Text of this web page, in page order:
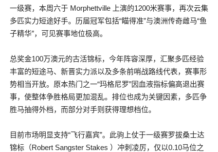
一级赛，本周六于 Morphettville 上演的1200米赛事，再次云集
多匹实力短途好手。历届冠军包括“瞄得准”与澳洲传奇雌马“鱼
子精华”，可见赛事地位极高。
总奖金100万澳元的古活锦标，今年阵容深厚，汇聚多匹经验
丰富的短途马、新晋实力派以及多条前哨战路线代表，赛事形
势相当开放。原本热门之一“玛格尼罗”因血液指标偏高退出赛
事，使整体争胜格局更加混乱。排位也成为关键因素，多匹争
胜马抽得外档，而部分对手则获得理想档位。
目前市场明显支持“飞行嘉宾”。此驹上仗于一级赛罗拔桑士达
锦标（Robert Sangster Stakes ）冲刺凌厉，仅以0.10马位之